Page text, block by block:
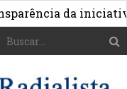
da iniciativa